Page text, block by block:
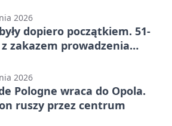
2026
dopiero początkiem. 51-
zakazem prowadzenia
2026
Pologne wraca do Opola.
ruszy przez centrum